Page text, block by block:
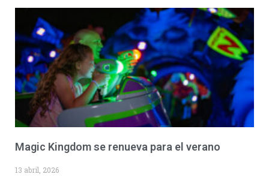
Magic Kingdom se renueva para el verano
13 abril, 2026